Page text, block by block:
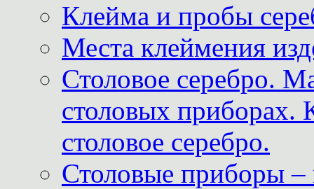
Клейма и пробы
Места клеймения
Столовое серебро.
столовых приборах.
столовое серебро.
Столовые приборы –